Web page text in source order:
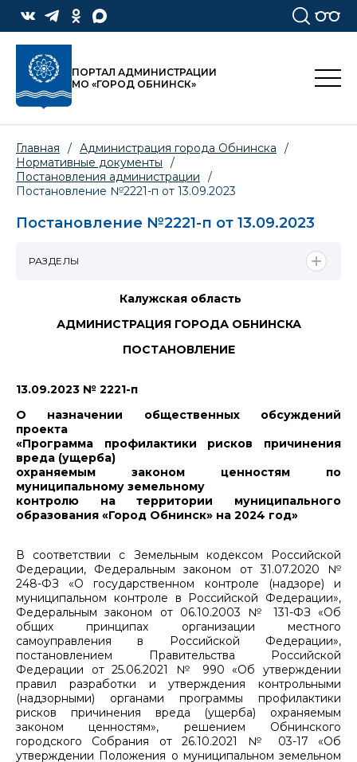
ПОРТАЛ АДМИНИСТРАЦИИ
МО «ГОРОД ОБНИНСК»
Главная / Администрация города Обнинска
/
Нормативные документы
/
Постановления администрации
/
Постановление №2221-п от 13.09.2023
Постановление №2221-п от 13.09.2023
Калужская область
АДМИНИСТРАЦИЯ ГОРОДА ОБНИНСКА
ПОСТАНОВЛЕНИЕ
13.09.2023 № 2221-п
О назначении общественных обсуждений
проекта
«Программа профилактики рисков причинения
вреда (ущерба)
охраняемым законом ценностям по
муниципальному земельному
контролю на территории муниципального
образования «Город Обнинск» на 2024 год»
В соответствии с Земельным кодексом Российской
Федерации, Федеральным законом от 31.07.2020 №
248-ФЗ «О государственном контроле (надзоре) и
муниципальном контроле в Российской Федерации»,
Федеральным законом от 06.10.2003 № 131-ФЗ «Об
общих принципах организации местного
самоуправления в Российской Федерации»,
постановлением Правительства Российской
Федерации от 25.06.2021 № 990 «Об утверждении
правил разработки и утверждения контрольными
(надзорными) органами программы профилактики
рисков причинения вреда (ущерба) охраняемым
законом ценностям», решением Обнинского
городского Собрания от 26.10.2021 № 03-17 «Об
утверждении Положения о муниципальном земельном
РАЗДЕЛЫ